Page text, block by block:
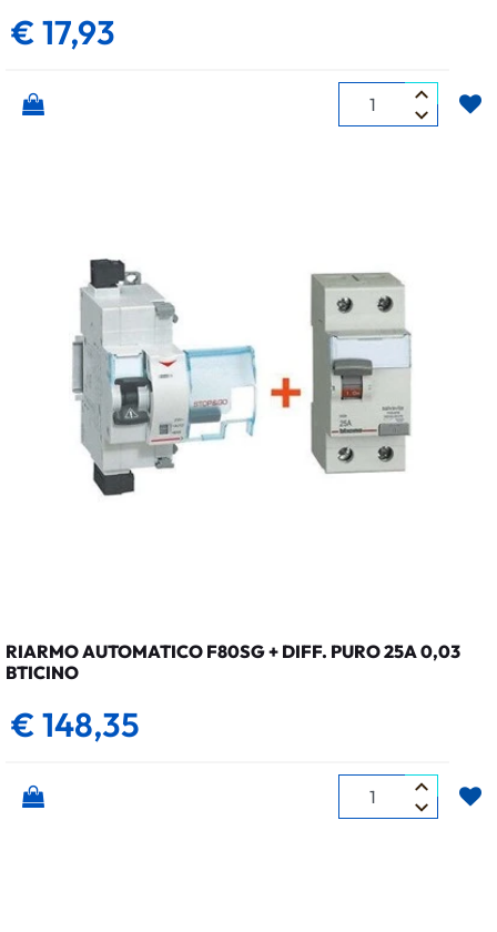
€ 17,93
Quantità
RIARMO AUTOMATICO F80SG + DIFF. PURO 25A 0,03
BTICINO
€ 148,35
Quantità